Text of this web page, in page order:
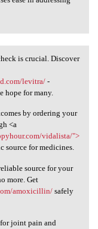
is crucial. Discover
levitra/-
hope for many.
by ordering your
<a
vidalista/">
source for medicines.
source for your
more. Get
amoxicillin/safely
joint pain and